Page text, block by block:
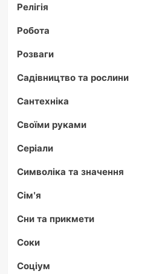
Релігія
Робота
Розваги
Садівництво та рослини
Сантехніка
Своїми руками
Серіали
Символіка та значення
Сім'я
Сни та прикмети
Соки
Соціум